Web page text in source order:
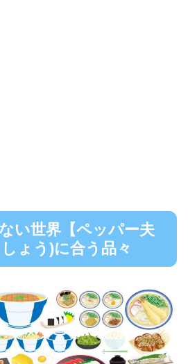
い世界【ペッパー夫
ょう)に合う品々